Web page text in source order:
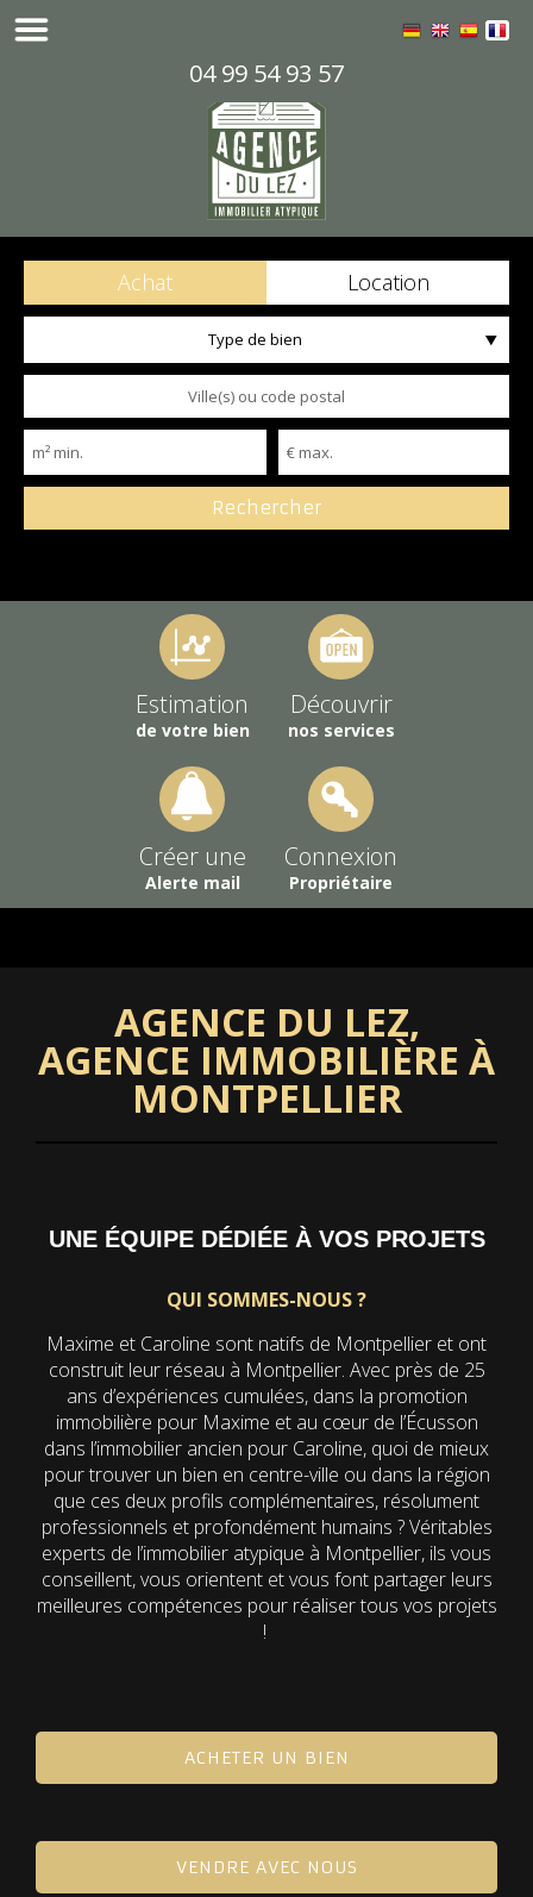
04 99 54 93 57
Achat Location
Type de bien
Estimation
de votre bien
Découvrir
nos services
Créer une
Alerte mail
Connexion
Propriétaire
AGENCE DU LEZ,
AGENCE IMMOBILIÈRE À
MONTPELLIER
UNE ÉQUIPE DÉDIÉE À VOS PROJETS
QUI SOMMES-NOUS ?
Maxime et Caroline sont natifs de Montpellier et ont
construit leur réseau à Montpellier. Avec près de 25
ans d’expériences cumulées, dans la promotion
immobilière pour Maxime et au cœur de l’Écusson
dans l’immobilier ancien pour Caroline, quoi de mieux
pour trouver un bien en centre-ville ou dans la région
que ces deux profils complémentaires, résolument
professionnels et profondément humains ? Véritables
experts de l’immobilier atypique à Montpellier, ils vous
conseillent, vous orientent et vous font partager leurs
meilleures compétences pour réaliser tous vos projets
!
ACHETER UN BIEN
VENDRE AVEC NOUS